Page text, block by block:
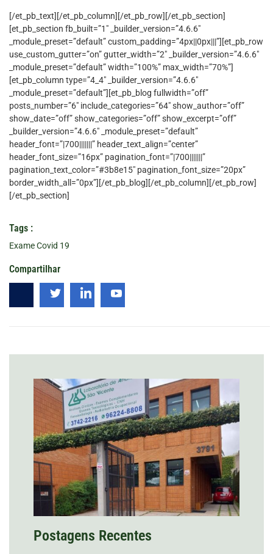
Postagens Recentes
[/et_pb_text][/et_pb_column][/et_pb_row][/et_pb_section]
[et_pb_section fb_built=”1″ _builder_version=”4.6.6″
_module_preset=”default” custom_padding=”4px||0px|||”][et_pb_row
use_custom_gutter=”on” gutter_width=”2″ _builder_version=”4.6.6″
_module_preset=”default” width=”100%” max_width=”70%”]
[et_pb_column type=”4_4″ _builder_version=”4.6.6″
_module_preset=”default”][et_pb_blog fullwidth=”off”
posts_number=”6″ include_categories=”64″ show_author=”off”
show_date=”off” show_categories=”off” show_excerpt=”off”
_builder_version=”4.6.6″ _module_preset=”default”
header_font=”|700|||||||” header_text_align=”center”
header_font_size=”16px” pagination_font=”|700|||||||”
pagination_text_color=”#3b8e15″ pagination_font_size=”20px”
border_width_all=”0px”][/et_pb_blog][/et_pb_column][/et_pb_row]
[/et_pb_section]
Tags :
Exame Covid 19
Compartilhar